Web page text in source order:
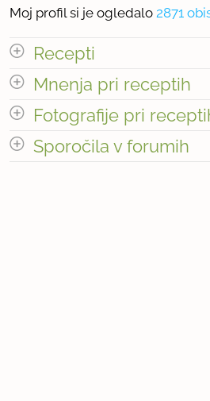
Moj profil si je ogledalo 2871
Recepti
Število receptov: 2
Mnenja pri receptih
odpri vse
Število mnenj pri receptih: 3
Fotografije pri
Število fotografij pri receptih: 1
Sporočila v forumih